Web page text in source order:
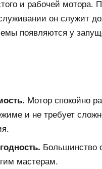
и рабочей мотора.
он служит
появляются у
Мотор спокойно
и не требует
Большинство
мастерам.